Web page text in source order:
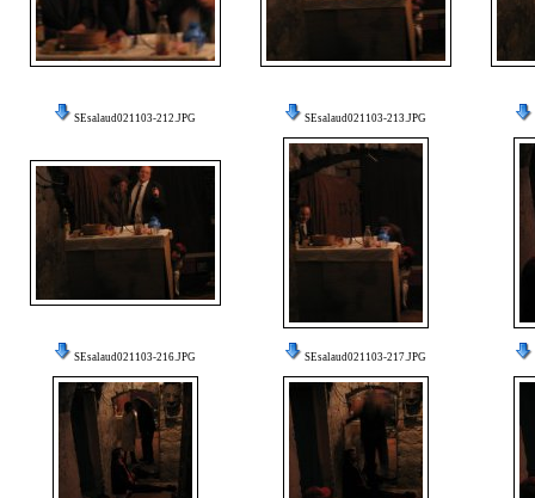
SEsalaud021103-212.JPG SEsalaud021103-213.JPG
SEsalaud021103-216.JPG SEsalaud021103-217.JPG